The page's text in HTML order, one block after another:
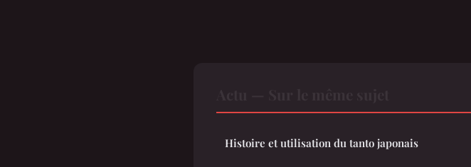
Histoire et utilisation du tanto japonais